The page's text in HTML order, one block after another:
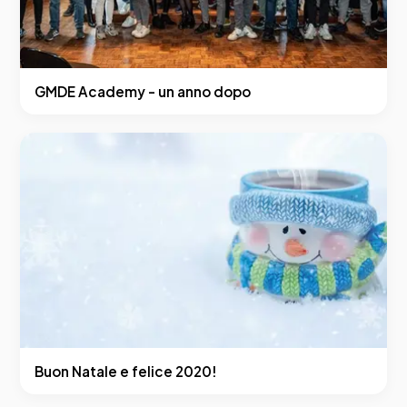
GMDE Academy - un anno dopo
Buon Natale e felice 2020!